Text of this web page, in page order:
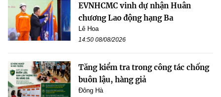
EVNHCMC vinh dự nhận Huân
chương Lao động hạng Ba
Lê Hoa
14:50 08/08/2026
Tăng kiểm tra trong công tác chống
buôn lậu, hàng giả
Đông Hà